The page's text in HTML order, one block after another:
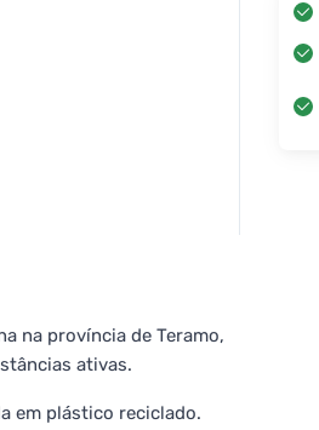
na província de Teramo,
ativas.
em plástico reciclado.